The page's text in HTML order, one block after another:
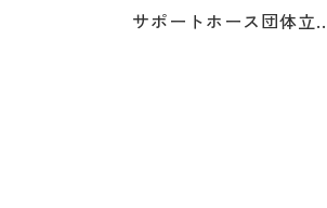
サポートホース団体立